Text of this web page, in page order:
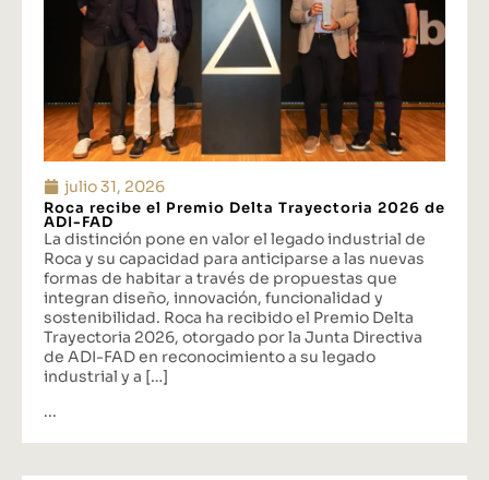
julio 31, 2026
Roca recibe el Premio Delta Trayectoria 2026 de
ADI-FAD
La distinción pone en valor el legado industrial de
Roca y su capacidad para anticiparse a las nuevas
formas de habitar a través de propuestas que
integran diseño, innovación, funcionalidad y
sostenibilidad. Roca ha recibido el Premio Delta
Trayectoria 2026, otorgado por la Junta Directiva
de ADI-FAD en reconocimiento a su legado
industrial y a […]
...